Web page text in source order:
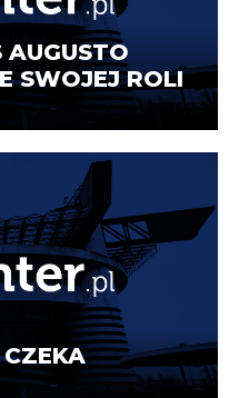
AUGUSTO
SWOJEJ ROLI